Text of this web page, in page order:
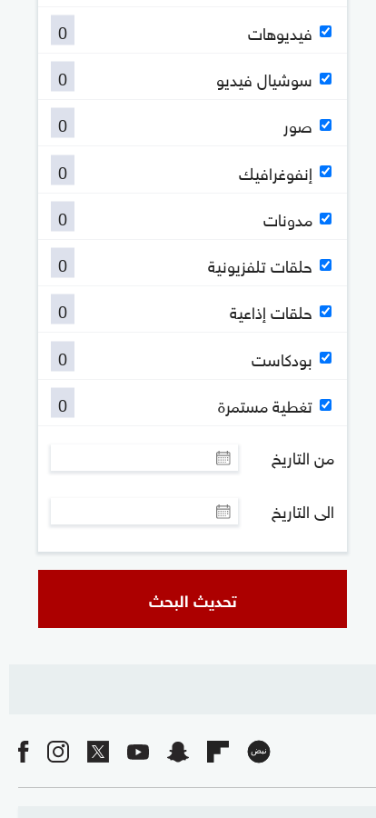
فيديوهات
0
سوشيال فيديو
0
صور
0
إنفوغرافيك
0
مدونات
0
حلقات تلفزيونية
0
حلقات إذاعية
0
بودكاست
0
تغطية مستمرة
0
من التاريخ
الى التاريخ
تحديث البحث